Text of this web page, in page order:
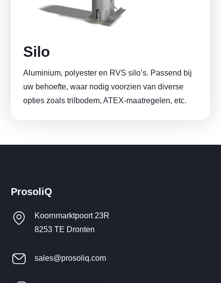
Silo
Aluminium, polyester en RVS silo’s. Passend bij
uw behoefte, waar nodig voorzien van diverse
opties zoals trilbodem, ATEX-maatregelen, etc.
ProsoliQ
Koornmarktpoort 23R
8253 TE Dronten
sales@prosoliq.com